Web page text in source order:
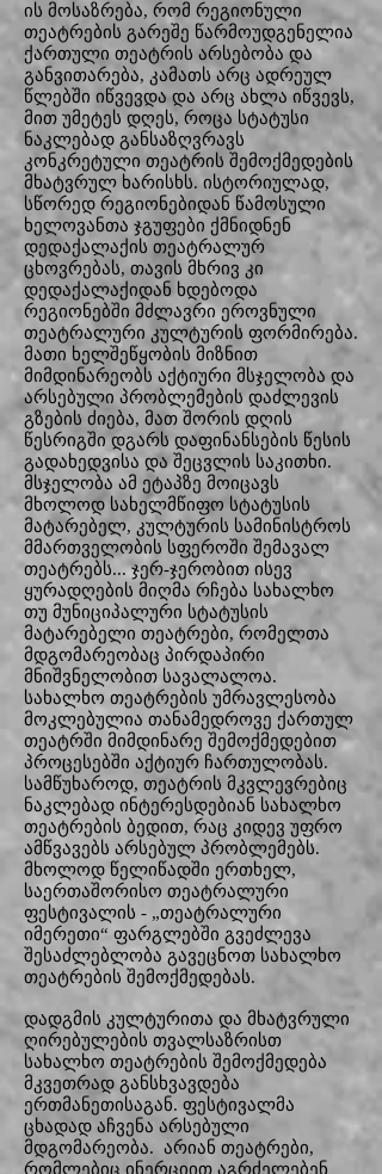
ის მოსაზრება, რომ რეგიონული
თეატრების გარეშე წარმოუდგენელია
ქართული თეატრის არსებობა და
განვითარება, კამათს არც ადრეულ
წლებში იწვევდა და არც ახლა იწვევს,
მით უმეტეს დღეს, როცა სტატუსი
ნაკლებად განსაზღვრავს
კონკრეტული თეატრის შემოქმედების
მხატვრულ ხარისხს. ისტორიულად,
სწორედ რეგიონებიდან წამოსული
ხელოვანთა ჯგუფები ქმნიდნენ
დედაქალაქის თეატრალურ
ცხოვრებას, თავის მხრივ კი
დედაქალაქიდან ხდებოდა
რეგიონებში მძლავრი ეროვნული
თეატრალური კულტურის ფორმირება.
მათი ხელშეწყობის მიზნით
მიმდინარეობს აქტიური მსჯელობა და
არსებული პრობლემების დაძლევის
გზების ძიება, მათ შორის დღის
წესრიგში დგარს დაფინანსების წესის
გადახედვისა და შეცვლის საკითხი.
მსჯელობა ამ ეტაპზე მოიცავს
მხოლოდ სახელმწიფო სტატუსის
მატარებელ, კულტურის სამინისტროს
მმართველობის სფეროში შემავალ
თეატრებს... ჯერ-ჯერობით ისევ
ყურადღების მიღმა რჩება სახალხო
თუ მუნიციპალური სტატუსის
მატარებელი თეატრები, რომელთა
მდგომარეობაც პირდაპირი
მნიშვნელობით სავალალოა.
სახალხო თეატრების უმრავლესობა
მოკლებულია თანამედროვე ქართულ
თეატრში მიმდინარე შემოქმედებით
პროცესებში აქტიურ ჩართულობას.
სამწუხაროდ, თეატრის მკვლევრებიც
ნაკლებად ინტერესდებიან სახალხო
თეატრების ბედით, რაც კიდევ უფრო
ამწვავებს არსებულ პრობლემებს.
მხოლოდ წელიწადში ერთხელ,
საერთაშორისო თეატრალური
ფესტივალის - „თეატრალური
იმერეთი“ ფარგლებში გვეძლევა
შესაძლებლობა გავეცნოთ სახალხო
თეატრების შემოქმედებას.
დადგმის კულტურითა და მხატვრული
ღირებულების თვალსაზრისთ
სახალხო თეატრების შემოქმედება
მკვეთრად განსხვავდება
ერთმანეთისაგან. ფესტივალმა
ცხადად აჩვენა არსებული
მდგომარეობა. არიან თეატრები,
რომლებიც ინერციით აგრძელებენ